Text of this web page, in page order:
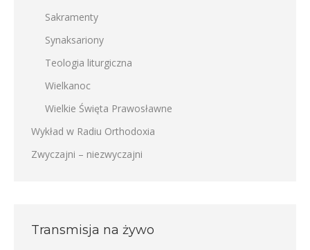
Sakramenty
Synaksariony
Teologia liturgiczna
Wielkanoc
Wielkie Święta Prawosławne
Wykład w Radiu Orthodoxia
Zwyczajni – niezwyczajni
Transmisja na żywo